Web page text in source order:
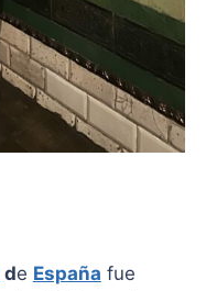
de España fue